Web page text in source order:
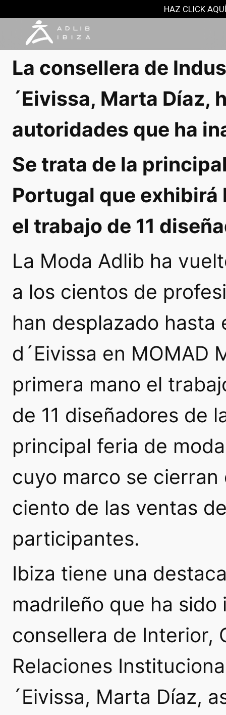
HAZ CLICK
La consellera de
´Eivissa, Marta Díaz,
autoridades que ha
Se trata de la
Portugal que
el trabajo de 11
La Moda Adlib ha
a los cientos de
han desplazado hasta
d´Eivissa en MOMAD
primera mano el
de 11 diseñadores de
principal feria de
cuyo marco se
ciento de las ventas
participantes.
Ibiza tiene una
madrileño que ha
consellera de Interior,
Relaciones
´Eivissa, Marta Díaz,